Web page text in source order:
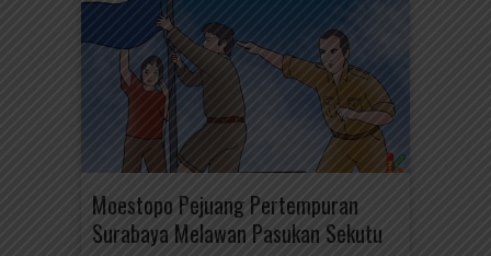
Moestopo Pejuang Pertempuran
Surabaya Melawan Pasukan Sekutu